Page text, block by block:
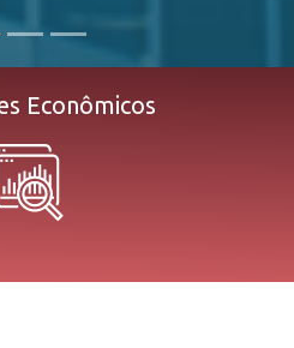
Econômicos